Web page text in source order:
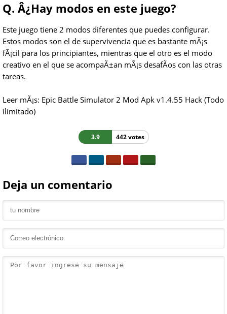
Q. Â¿Hay modos en este juego?
Este juego tiene 2 modos diferentes que puedes configurar.
Estos modos son el de supervivencia que es bastante mÃ¡s
fÃ¡cil para los principiantes, mientras que el otro es el modo
creativo en el que se acompaÃ±an mÃ¡s desafÃ­os con las otras
tareas.
Leer mÃ¡s: Epic Battle Simulator 2 Mod Apk v1.4.55 Hack (Todo
ilimitado)
3.9 442 votes
Deja un comentario